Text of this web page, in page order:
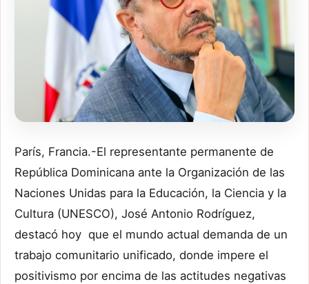
París, Francia.-El representante permanente de
República Dominicana ante la Organización de las
Naciones Unidas para la Educación, la Ciencia y la
Cultura (UNESCO), José Antonio Rodríguez,
destacó hoy que el mundo actual demanda de un
trabajo comunitario unificado, donde impere el
positivismo por encima de las actitudes negativas